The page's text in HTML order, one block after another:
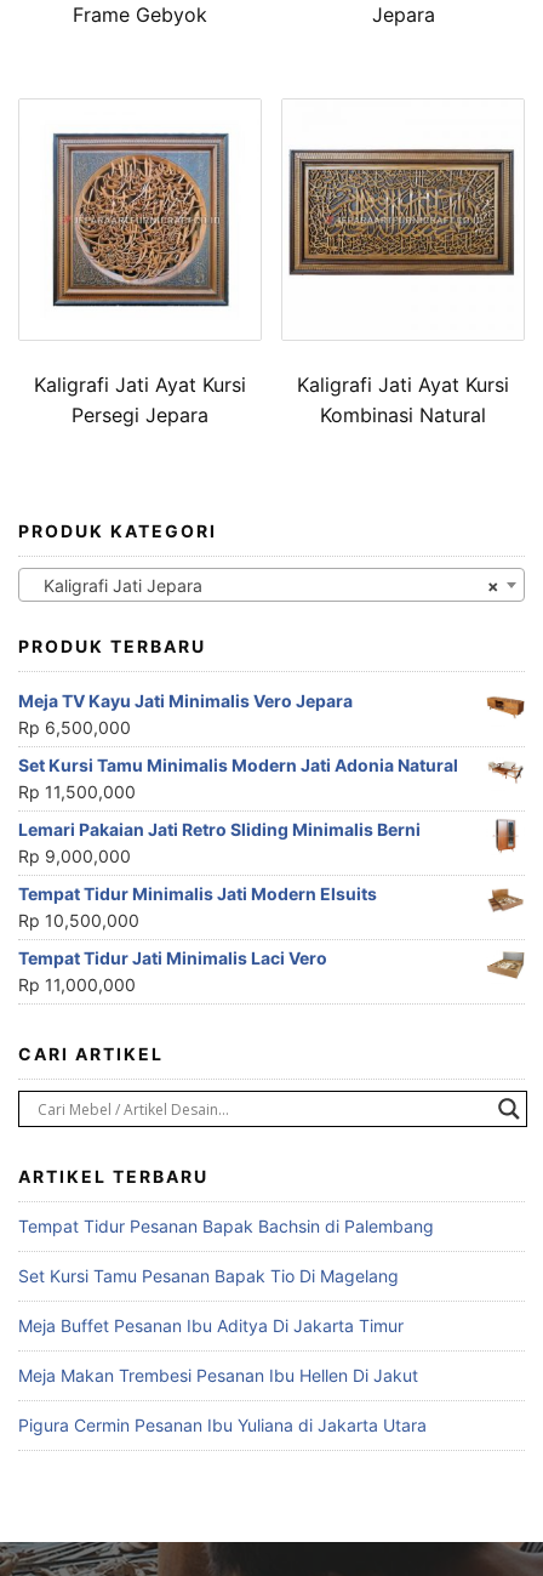
Frame Gebyok Jepara
Kaligrafi Jati Ayat Kursi
Persegi Jepara
Kaligrafi Jati Ayat Kursi
Kombinasi Natural
PRODUK KATEGORI
×
Kaligrafi Jati Jepara
PRODUK TERBARU
Meja TV Kayu Jati Minimalis Vero Jepara
Rp 6,500,000
Set Kursi Tamu Minimalis Modern Jati Adonia Natural
Rp 11,500,000
Lemari Pakaian Jati Retro Sliding Minimalis Berni
Rp 9,000,000
Tempat Tidur Minimalis Jati Modern Elsuits
Rp 10,500,000
Tempat Tidur Jati Minimalis Laci Vero
Rp 11,000,000
CARI ARTIKEL
ARTIKEL TERBARU
Tempat Tidur Pesanan Bapak Bachsin di Palembang
Set Kursi Tamu Pesanan Bapak Tio Di Magelang
Meja Buffet Pesanan Ibu Aditya Di Jakarta Timur
Meja Makan Trembesi Pesanan Ibu Hellen Di Jakut
Pigura Cermin Pesanan Ibu Yuliana di Jakarta Utara